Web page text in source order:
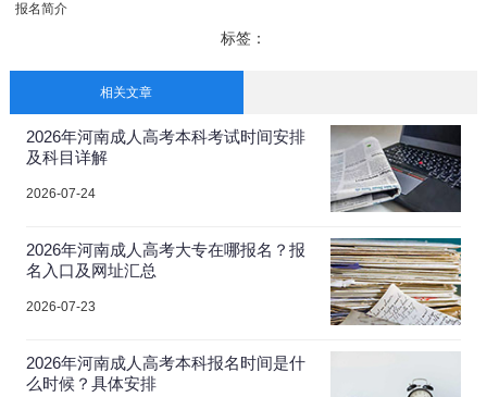
报名简介
标签：
相关文章
2026年河南成人高考本科考试时间安排
及科目详解
2026-07-24
2026年河南成人高考大专在哪报名？报
名入口及网址汇总
2026-07-23
2026年河南成人高考本科报名时间是什
么时候？具体安排